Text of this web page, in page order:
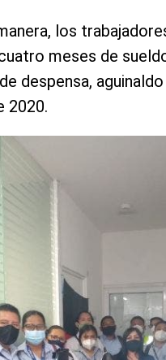
los
meses de
despensa,
2020.